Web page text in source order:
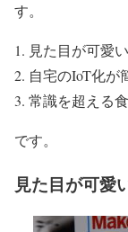
す。
1. 見た目が可愛
2. 自宅のIoT化が
3. 常識を超える
です。
見た目が可愛